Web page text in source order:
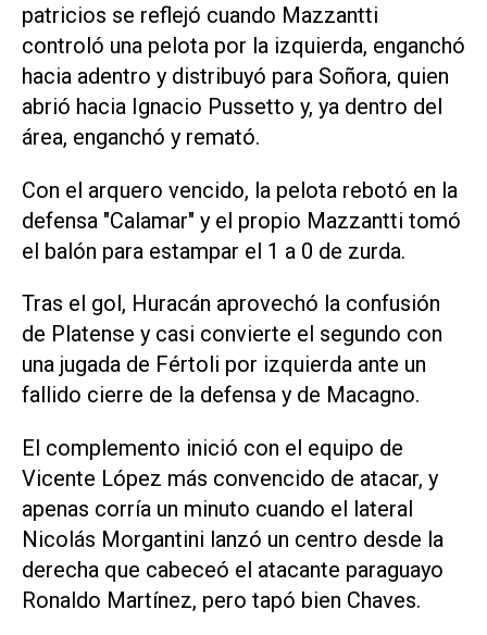
patricios se reflejó cuando Mazzantti
controló una pelota por la izquierda, enganchó
hacia adentro y distribuyó para Soñora, quien
abrió hacia Ignacio Pussetto y, ya dentro del
área, enganchó y remató.
Con el arquero vencido, la pelota rebotó en la
defensa "Calamar" y el propio Mazzantti tomó
el balón para estampar el 1 a 0 de zurda.
Tras el gol, Huracán aprovechó la confusión
de Platense y casi convierte el segundo con
una jugada de Fértoli por izquierda ante un
fallido cierre de la defensa y de Macagno.
El complemento inició con el equipo de
Vicente López más convencido de atacar, y
apenas corría un minuto cuando el lateral
Nicolás Morgantini lanzó un centro desde la
derecha que cabeceó el atacante paraguayo
Ronaldo Martínez, pero tapó bien Chaves.